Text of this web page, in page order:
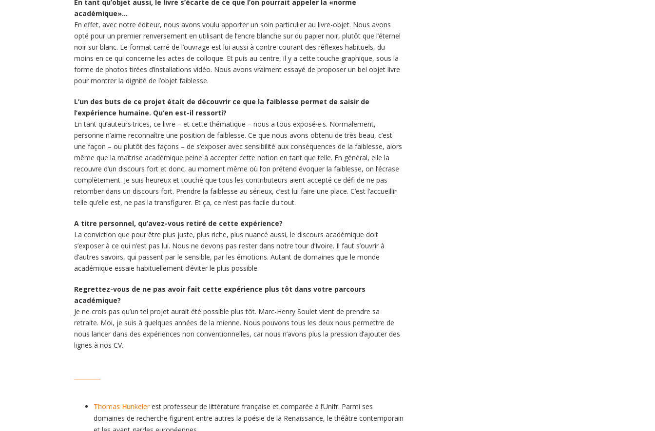
En tant qu’objet aussi, le livre s’écarte de ce que l’on pourrait appeler la «norme
académique»…
En effet, avec notre éditeur, nous avons voulu apporter un soin particulier au livre-objet. Nous avons
opté pour un premier renversement en utilisant de l’encre blanche sur du papier noir, plutôt que l’éternel
noir sur blanc. Le format carré de l’ouvrage est lui aussi à contre-courant des réflexes habituels, du
moins en ce qui concerne les actes de colloque. Et puis au centre, il y a cette touche graphique, sous la
forme de photos tirées d’installations vidéo. Nous avons vraiment essayé de proposer un bel objet livre
pour montrer la dignité de l’objet faiblesse.
L’un des buts de ce projet était de découvrir ce que la faiblesse permet de saisir de
l’expérience humaine. Qu’en est-il ressorti?
En tant qu’auteurs·trices, ce livre – et cette thématique – nous a tous exposé·e·s. Normalement,
personne n’aime reconnaître une position de faiblesse. Ce que nous avons obtenu de très beau, c’est
une façon – ou plutôt des façons – de s’exposer avec sensibilité aux conséquences de la faiblesse, alors
même que la maîtrise académique peine à accepter cette notion en tant que telle. En général, elle la
recouvre d’un discours fort et donc, au moment même où l’on prétend évoquer la faiblesse, on l’écrase
complètement. Je suis heureux et touché que tous les contributeurs aient accepté ce défi de ne pas
retomber dans un discours fort. Prendre la faiblesse au sérieux, c’est lui faire une place. C’est l’accueillir
telle qu’elle est, ne pas la transfigurer. Et ça, ce n’est pas facile du tout.
A titre personnel, qu’avez-vous retiré de cette expérience?
La conviction que pour être plus juste, plus riche, plus nuancé aussi, le discours académique doit
s’exposer à ce qui n’est pas lui. Nous ne devons pas rester dans notre tour d’Ivoire. Il faut s’ouvrir à
d’autres savoirs, qui passent par le sensible, par les émotions. Autant de domaines que le monde
académique essaie habituellement d’éviter le plus possible.
Regrettez-vous de ne pas avoir fait cette expérience plus tôt dans votre parcours
académique?
Je ne crois pas qu’un tel projet aurait été possible plus tôt. Marc-Henry Soulet vient de prendre sa
retraite. Moi, je suis à quelques années de la mienne. Nous pouvons tous les deux nous permettre de
nous lancer dans des expériences non conventionnelles, car nous n’avons plus la pression d’ajouter des
lignes à nos CV.
Thomas Hunkelerest professeur de littérature française et comparée à l’Unifr. Parmi ses
domaines de recherche figurent entre autres la poésie de la Renaissance, le théâtre contemporain